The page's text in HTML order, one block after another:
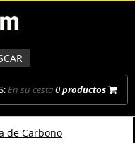
En su cesta0productos
de Carbono